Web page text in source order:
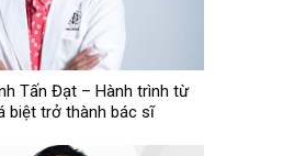
Tấn Đạt – Hành trình từ
biệt trở thành bác sĩ